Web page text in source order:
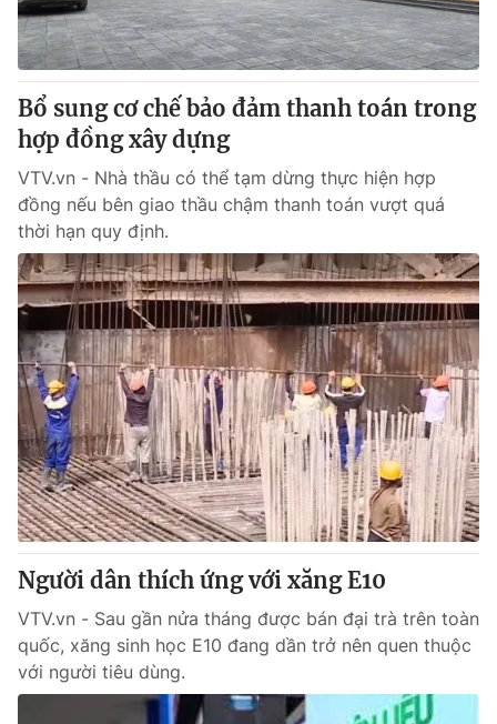
Bổ sung cơ chế bảo đảm thanh toán trong
hợp đồng xây dựng
VTV.vn - Nhà thầu có thể tạm dừng thực hiện hợp
đồng nếu bên giao thầu chậm thanh toán vượt quá
thời hạn quy định.
Người dân thích ứng với xăng E10
VTV.vn - Sau gần nửa tháng được bán đại trà trên toàn
quốc, xăng sinh học E10 đang dần trở nên quen thuộc
với người tiêu dùng.